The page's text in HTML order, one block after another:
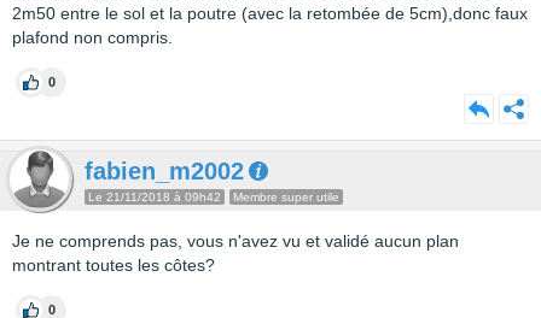
2m50 entre le sol et la poutre (avec la retombée de 5cm),donc faux
plafond non compris.
0
fabien_m2002
Le 21/11/2018 à 09h42 Membre super utile
Je ne comprends pas, vous n'avez vu et validé aucun plan
montrant toutes les côtes?
0